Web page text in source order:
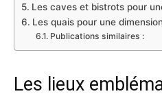
Les caves et bistrots pour
Les quais pour une
Publications similaires :
Les lieux